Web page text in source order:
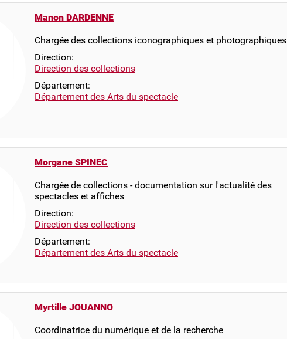
Manon DARDENNE
Chargée des collections iconographiques et photographiques
Direction:
Direction des collections
Département:
Département des Arts du spectacle
Morgane SPINEC
Chargée de collections - documentation sur l'actualité des
spectacles et affiches
Direction:
Direction des collections
Département:
Département des Arts du spectacle
Myrtille JOUANNO
Coordinatrice du numérique et de la recherche